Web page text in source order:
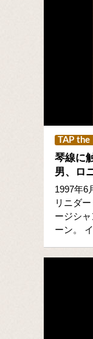
TAP the
琴線に
男、ロ
1997年6
リニダ
ージシ
ーン。